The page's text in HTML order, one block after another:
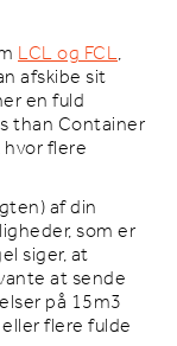
LCL og FCL,
afskibe sit
en fuld
than Container
flere
af din
som er
siger, at
at sende
på 15m3
flere fulde